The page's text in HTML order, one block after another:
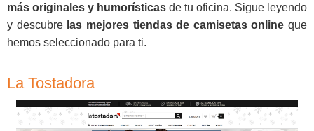
más originales y humorísticas de tu oficina. Sigue leyendo
y descubre las mejores tiendas de camisetas online que
hemos seleccionado para ti.
La Tostadora